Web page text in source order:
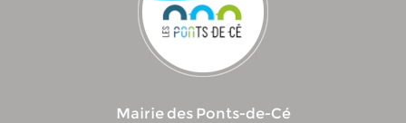
Mairie des Ponts-de-Cé